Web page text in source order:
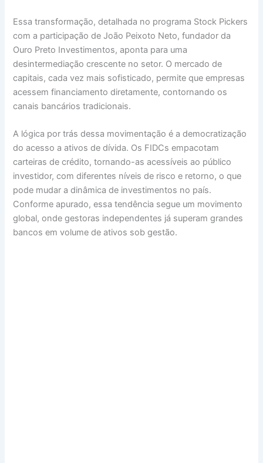
Essa transformação, detalhada no programa Stock Pickers
com a participação de João Peixoto Neto, fundador da
Ouro Preto Investimentos, aponta para uma
desintermediação crescente no setor. O mercado de
capitais, cada vez mais sofisticado, permite que empresas
acessem financiamento diretamente, contornando os
canais bancários tradicionais.
A lógica por trás dessa movimentação é a democratização
do acesso a ativos de dívida. Os FIDCs empacotam
carteiras de crédito, tornando-as acessíveis ao público
investidor, com diferentes níveis de risco e retorno, o que
pode mudar a dinâmica de investimentos no país.
Conforme apurado, essa tendência segue um movimento
global, onde gestoras independentes já superam grandes
bancos em volume de ativos sob gestão.